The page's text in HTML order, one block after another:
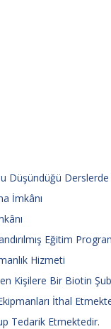
Düşündüğü
İmkânı
Eğitim
Hizmeti
Kişilere Bir Biotin
İthal
Tedarik Etmektedir.